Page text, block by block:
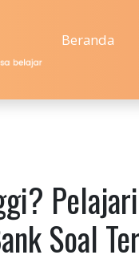
Beranda
Soal